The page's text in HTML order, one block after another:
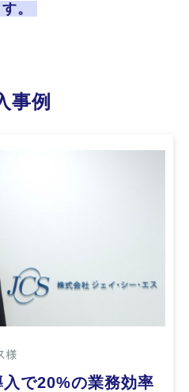
す。
事例
様
で20%の業務効率